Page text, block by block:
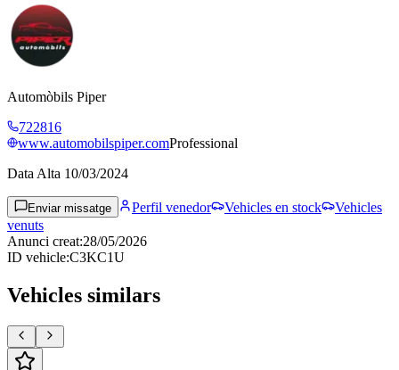
Automòbils Piper
722816
www.automobilspiper.comProfessional
Data Alta 10/03/2024
Enviar missatge Perfil venedor Vehicles en stock
Vehicles
venuts
Anunci creat:28/05/2026
ID vehicle:C3KC1U
Vehicles similars